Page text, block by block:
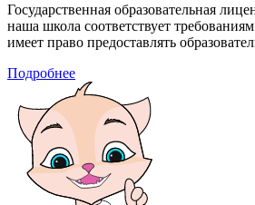
Государственная образовательная
наша школа соответствует требованиям
имеет право предоставлять
Подробнее